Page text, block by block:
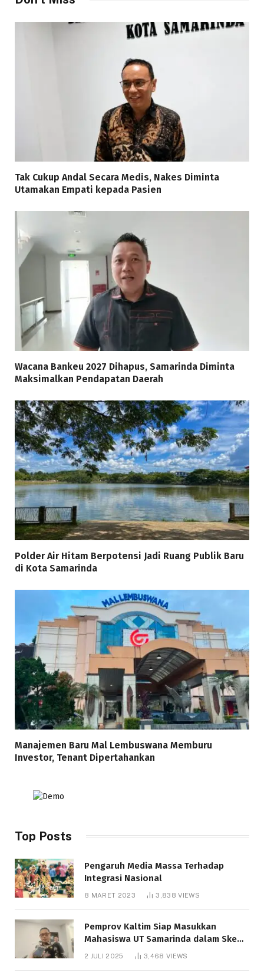
Tak Cukup Andal Secara Medis, Nakes Diminta
Utamakan Empati kepada Pasien
Wacana Bankeu 2027 Dihapus, Samarinda Diminta
Maksimalkan Pendapatan Daerah
Polder Air Hitam Berpotensi Jadi Ruang Publik Baru
di Kota Samarinda
Manajemen Baru Mal Lembuswana Memburu
Investor, Tenant Dipertahankan
Top Posts
Pengaruh Media Massa Terhadap
Integrasi Nasional
8 MARET 2023 3,838VIEWS
Pemprov Kaltim Siap Masukkan
Mahasiswa UT Samarinda dalam Skema
Bantuan Pendidikan Gratispol
2 JULI 2025 3,468 VIEWS